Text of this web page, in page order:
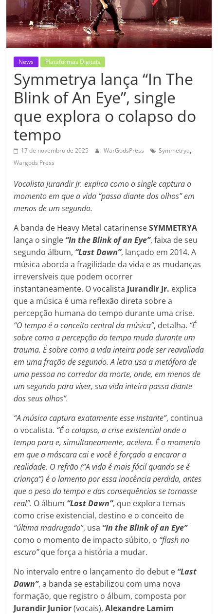
News Plataformas Digitais
Symmetrya lança “In The
Blink of An Eye”, single
que explora o colapso do
tempo
17 de novembro de 2025 WarGodsPress Symmetrya,
Wargods Press
Vocalista Jurandir Jr. explica como o single captura o
momento em que a vida “passa diante dos olhos” em
menos de um segundo.
A banda de Heavy Metal catarinenseSYMMETRYA
lança o single “In the Blink of an Eye”, faixa de seu
segundo álbum, “Last Dawn”, lançado em 2014. A
música aborda a fragilidade da vida e as mudanças
irreversíveis que podem ocorrer
instantaneamente. O vocalista Jurandir Jr. explica
que a música é uma reflexão direta sobre a
percepção humana do tempo durante uma crise.
“O tempo é o conceito central da música”, detalha. “É
sobre como a percepção do tempo muda durante um
trauma. É sobre como a vida inteira pode ser reavaliada
em uma fração de segundo. A letra usa a metáfora de
uma pessoa no corredor da morte, onde, em menos de
um segundo para viver, sua vida inteira passa diante
dos seus olhos”.
“A música captura exatamente esse instante”, continua
o vocalista. “É o colapso, a crise existencial onde o
tempo para e, simultaneamente, acelera. É o momento
em que a máscara cai e você é forçado a encarar a
realidade. O refrão (“A vida é mais fácil quando se é
criança”) é o lamento por essa inocência perdida, antes
que o peso do tempo e das consequências se tornasse
real”. O álbum “Last Dawn”, que explora temas
como crise existencial, destino e o conceito de
“última madrugada”, usa “In the Blink of an Eye”
como o momento de impacto súbito, o “flash no
escuro”que força a história a mudar.
No intervalo entre o lançamento do debut e “Last
Dawn”, a banda se estabilizou com uma nova
formação, que registro o álbum, composta por
Jurandir Junior(vocais), Alexandre Lamim